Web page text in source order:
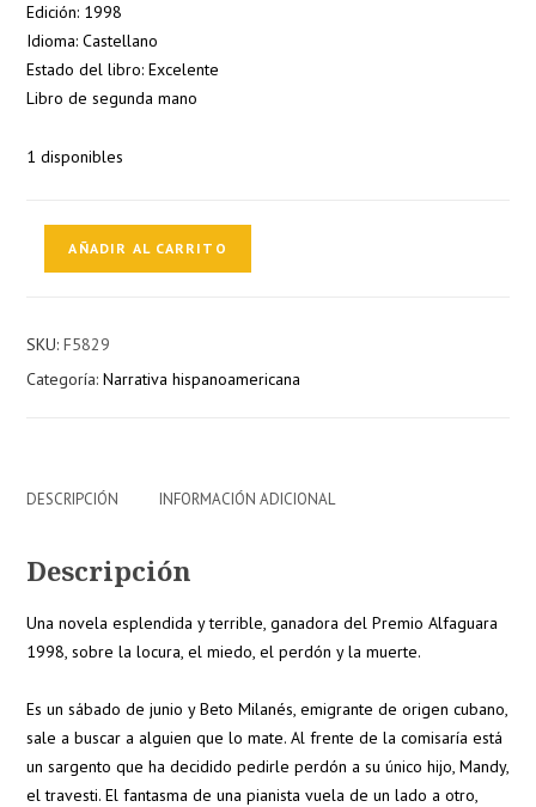
Edición: 1998
Idioma: Castellano
Estado del libro: Excelente
Libro de segunda mano
1 disponibles
AÑADIR AL CARRITO
SKU:F5829
Categoría:Narrativa hispanoamericana
DESCRIPCIÓN INFORMACIÓN ADICIONAL
Descripción
Una novela esplendida y terrible, ganadora del Premio Alfaguara
1998, sobre la locura, el miedo, el perdón y la muerte.
Es un sábado de junio y Beto Milanés, emigrante de origen cubano,
sale a buscar a alguien que lo mate. Al frente de la comisaría está
un sargento que ha decidido pedirle perdón a su único hijo, Mandy,
el travesti. El fantasma de una pianista vuela de un lado a otro,